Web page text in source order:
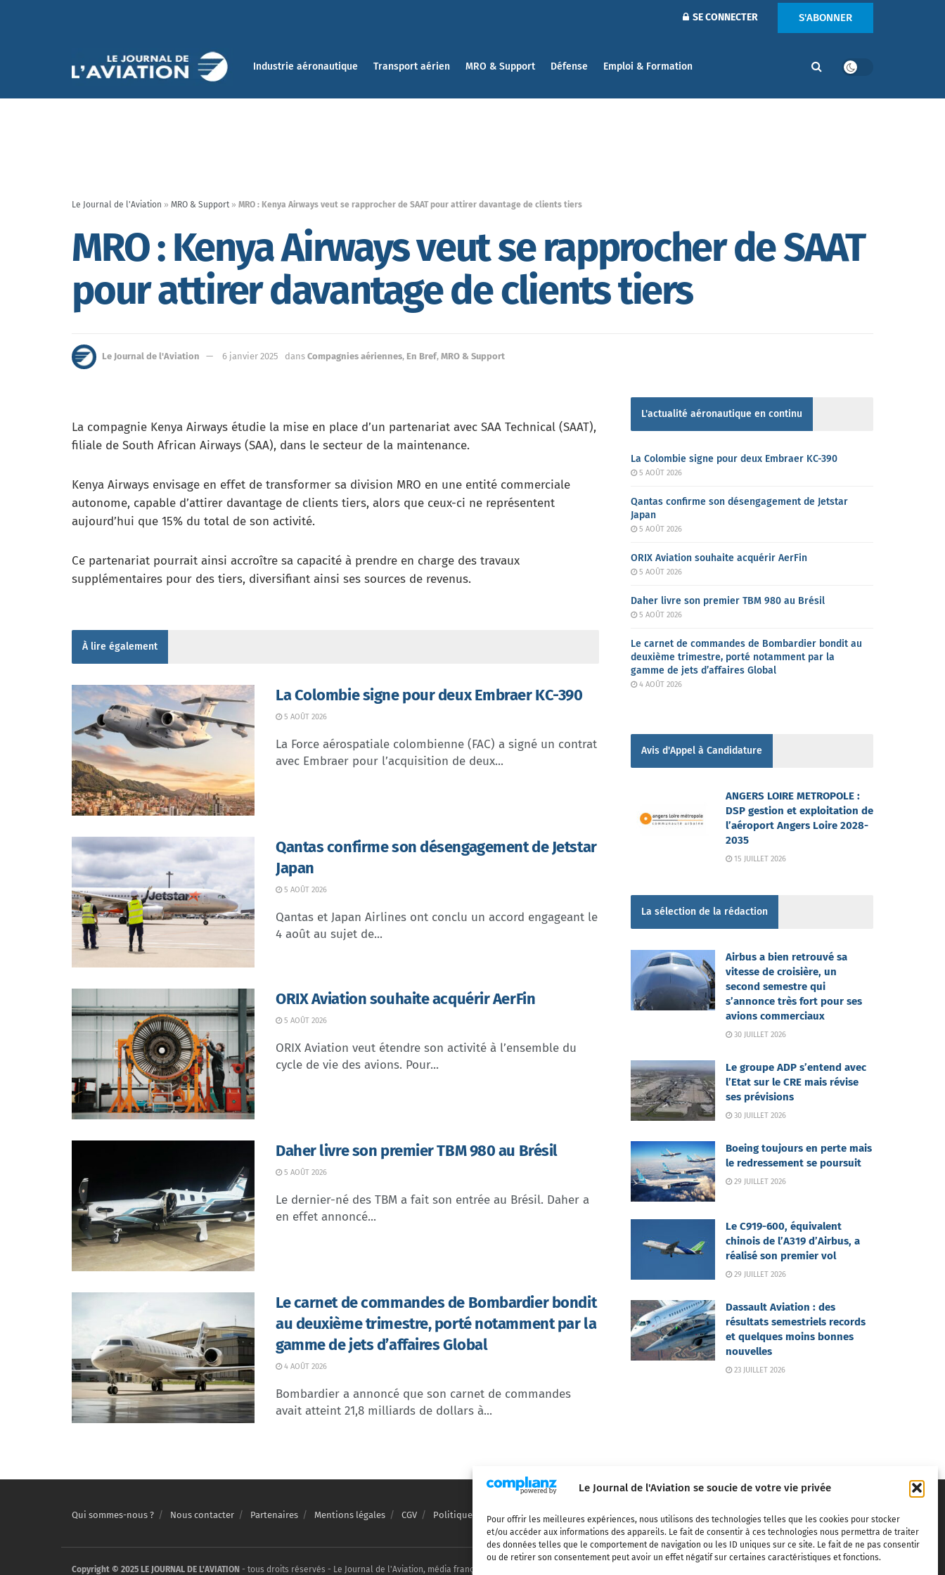
Le Journal de l'Aviation se soucie de votre vie privée
Pour offrir les meilleures expériences, nous utilisons des technologies telles que les cookies pour stocker
et/ou accéder aux informations des appareils. Le fait de consentir à ces technologies nous permettra de traiter
des données telles que le comportement de navigation ou les ID uniques sur ce site. Le fait de ne pas consentir
ou de retirer son consentement peut avoir un effet négatif sur certaines caractéristiques et fonctions.
SE CONNECTER S'ABONNER
Industrie aéronautique Transport aérien MRO & Support Défense Emploi & Formation
Le Journal de l'Aviation » MRO & Support » MRO : Kenya Airways veut se rapprocher de SAAT pour attirer davantage de clients tiers
MRO : Kenya Airways veut se rapprocher de SAAT
pour attirer davantage de clients tiers
Le Journal de l'Aviation 6 janvier 2025 dans Compagnies aériennes, En Bref, MRO & Support
La compagnie Kenya Airways étudie la mise en place d’un partenariat avec SAA Technical (SAAT),
filiale de South African Airways (SAA), dans le secteur de la maintenance.
Kenya Airways envisage en effet de transformer sa division MRO en une entité commerciale
autonome, capable d’attirer davantage de clients tiers, alors que ceux-ci ne représentent
aujourd’hui que 15% du total de son activité.
Ce partenariat pourrait ainsi accroître sa capacité à prendre en charge des travaux
supplémentaires pour des tiers, diversifiant ainsi ses sources de revenus.
À lire également
La Colombie signe pour deux Embraer KC-390
5 AOÛT 2026
La Force aérospatiale colombienne (FAC) a signé un contrat
avec Embraer pour l’acquisition de deux...
Qantas confirme son désengagement de Jetstar
Japan
5 AOÛT 2026
Qantas et Japan Airlines ont conclu un accord engageant le
4 août au sujet de...
ORIX Aviation souhaite acquérir AerFin
5 AOÛT 2026
ORIX Aviation veut étendre son activité à l’ensemble du
cycle de vie des avions. Pour...
Daher livre son premier TBM 980 au Brésil
5 AOÛT 2026
Le dernier-né des TBM a fait son entrée au Brésil. Daher a
en effet annoncé...
Le carnet de commandes de Bombardier bondit
au deuxième trimestre, porté notamment par la
gamme de jets d’affaires Global
4 AOÛT 2026
Bombardier a annoncé que son carnet de commandes
avait atteint 21,8 milliards de dollars à...
L'actualité aéronautique en continu
La Colombie signe pour deux Embraer KC-390
5 AOÛT 2026
Qantas confirme son désengagement de Jetstar
Japan
5 AOÛT 2026
ORIX Aviation souhaite acquérir AerFin
5 AOÛT 2026
Daher livre son premier TBM 980 au Brésil
5 AOÛT 2026
Le carnet de commandes de Bombardier bondit au
deuxième trimestre, porté notamment par la
gamme de jets d’affaires Global
4 AOÛT 2026
Avis d'Appel à Candidature
ANGERS LOIRE METROPOLE :
DSP gestion et exploitation de
l’aéroport Angers Loire 2028-
2035
15 JUILLET 2026
La sélection de la rédaction
Airbus a bien retrouvé sa
vitesse de croisière, un
second semestre qui
s’annonce très fort pour ses
avions commerciaux
30 JUILLET 2026
Le groupe ADP s’entend avec
l’Etat sur le CRE mais révise
ses prévisions
30 JUILLET 2026
Boeing toujours en perte mais
le redressement se poursuit
29 JUILLET 2026
Le C919-600, équivalent
chinois de l’A319 d’Airbus, a
réalisé son premier vol
29 JUILLET 2026
Dassault Aviation : des
résultats semestriels records
et quelques moins bonnes
nouvelles
23 JUILLET 2026
Qui sommes-nous ? Nous contacter Partenaires Mentions légales CGV Politique de confidentialité
Copyright © 2025 LE JOURNAL DE L'AVIATION - tous droits réservés - Le Journal de l'Aviation, média français de référence couvrant l'actualité de